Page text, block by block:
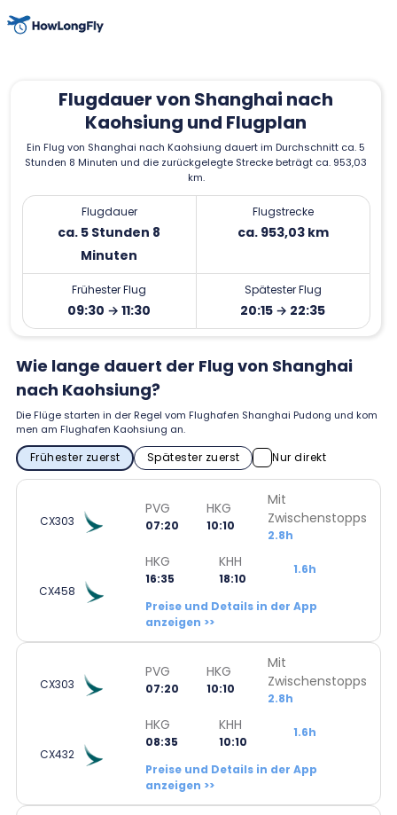
Flugdauer von Shanghai nach
Kaohsiung und Flugplan
Ein Flug von Shanghai nach Kaohsiung dauert im Durchschnitt ca. 5
Stunden 8 Minuten und die zurückgelegte Strecke beträgt ca. 953,03
km.
Flugdauer
ca. 5 Stunden 8
Minuten
Flugstrecke
ca. 953,03 km
Frühester Flug
09:30 → 11:30
Spätester Flug
20:15 → 22:35
Wie lange dauert der Flug von Shanghai
nach Kaohsiung?
Die Flüge starten in der Regel vom Flughafen Shanghai Pudong und kom
men am Flughafen Kaohsiung an.
Frühester zuerst Spätester zuerst Nur direkt
CX303
PVG
07:20
HKG
10:10
Mit
Zwischenstopps
2.8h
CX458
HKG
16:35
KHH
18:10
1.6h
Preise und Details in der App
anzeigen >>
CX303
PVG
07:20
HKG
10:10
Mit
Zwischenstopps
2.8h
CX432
HKG
08:35
KHH
10:10
1.6h
Preise und Details in der App
anzeigen >>